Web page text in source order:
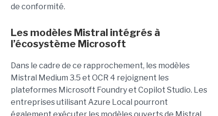
de conformité.
Les modèles Mistral intégrés à
l’écosystème Microsoft
Dans le cadre de ce rapprochement, les modèles
Mistral Medium 3.5 et OCR 4 rejoignent les
plateformes Microsoft Foundry et Copilot Studio. Les
entreprises utilisant Azure Local pourront